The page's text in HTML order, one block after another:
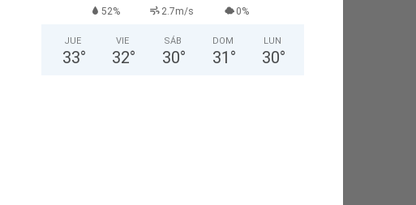
52% 2.7m/s 0%
JUE
33°
VIE
32°
SÁB
30°
DOM
31 °
LUN
30°